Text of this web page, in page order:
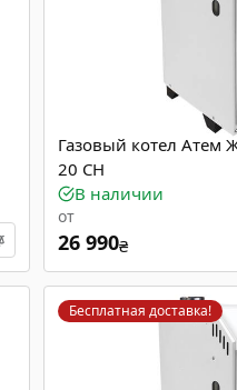
Газовый котел Атем
20 СН
В наличии
от
26 990₴
Бесплатная доставка!